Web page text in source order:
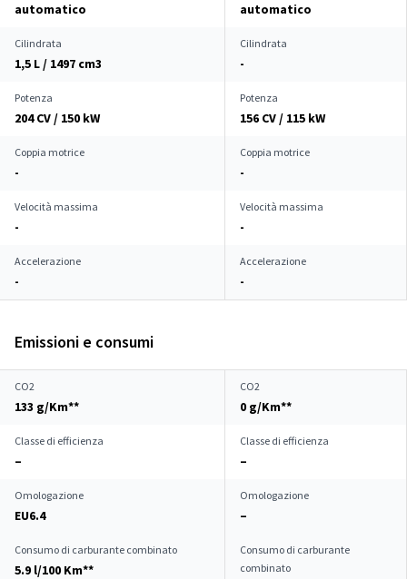
automatico automatico
Cilindrata
1,5 L / 1497 cm3
Cilindrata
-
Potenza
204 CV / 150 kW
Potenza
156 CV / 115 kW
Coppia motrice
-
Coppia motrice
-
Velocità massima
-
Velocità massima
-
Accelerazione
-
Accelerazione
-
Emissioni e consumi
CO2
133 g/Km**
CO2
0 g/Km**
Classe di efficienza
–
Classe di efficienza
–
Omologazione
EU6.4
Omologazione
–
Consumo di carburante combinato
5.9 l/100 Km**
Consumo di carburante
combinato